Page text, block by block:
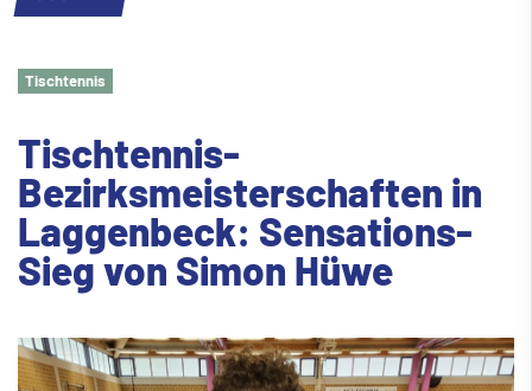
Tischtennis
Tischtennis-
Bezirksmeisterschaften in
Laggenbeck: Sensations-
Sieg von Simon Hüwe